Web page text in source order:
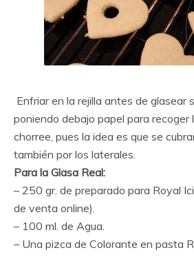
Enfriar en la rejilla antes de glasear
poniendo debajo papel para recoger
chorree, pues la idea es que se
también por los laterales.
Para la Glasa Real:
– 250 gr. de preparado para Royal
de venta online).
– 100 ml. de Agua.
– Una pizca de Colorante en pasta